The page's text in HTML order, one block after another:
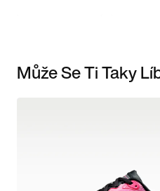
Může Se Ti Taky